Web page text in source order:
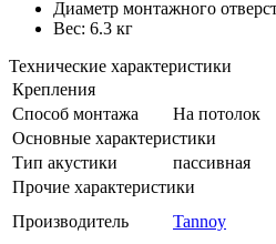
Диаметр монтажного
Вес: 6.3 кг
Технические характеристики
Крепления
Способ монтажа
На потолок
Основные характеристики
Тип акустики
пассивная
Прочие характеристики
Производитель
Tannoy